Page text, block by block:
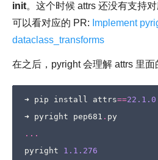
init。这个时候 attrs 还没有支持
可以看对应的 PR: Implement
dataclass_transforms
在之后，pyright 会理解 attrs 里面
➜ pip install attrs==22.1.0
➜ pyright pep681 . py
...
pyright
1.1.276